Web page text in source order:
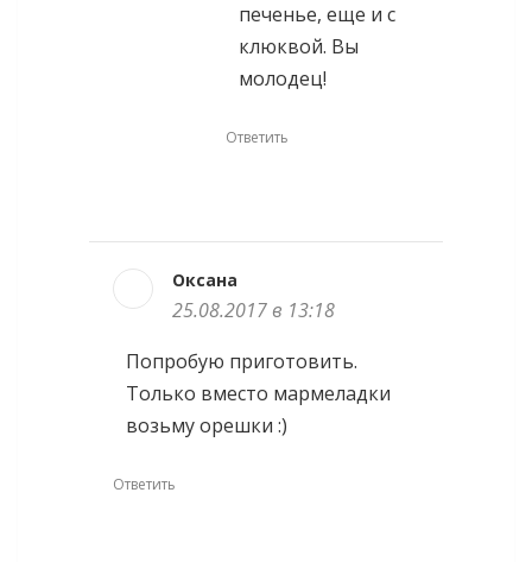
печенье, еще и с
клюквой. Вы
молодец!
Ответить
Оксана
25.08.2017 в 13:18
Попробую приготовить.
Только вместо мармеладки
возьму орешки :)
Ответить